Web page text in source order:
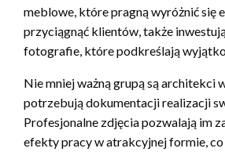
meblowe, które pragną wyróżnić się
przyciągnąć klientów, także
fotografie, które podkreślają
Nie mniej ważną grupą są architekci
potrzebują dokumentacji realizacji
Profesjonalne zdjęcia pozwalają im
efekty pracy w atrakcyjnej formie,